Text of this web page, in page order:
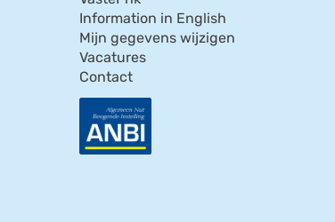
Information in English
Mijn gegevens wijzigen
Vacatures
Contact